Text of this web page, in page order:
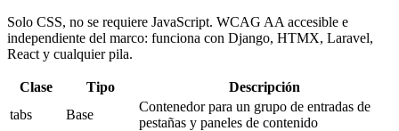
Solo CSS, no se requiere JavaScript. WCAG AA accesible e
independiente del marco: funciona con Django, HTMX, Laravel,
React y cualquier pila.
Clase Tipo
Descripción
tabs
Base
Contenedor para un grupo de entradas de
pestañas y paneles de contenido